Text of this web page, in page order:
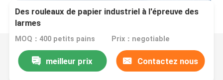
Des rouleaux de papier industriel à l'épreuve des
larmes
MOQ：400 petits pains Prix：negotiable
meilleur prix Contactez nous